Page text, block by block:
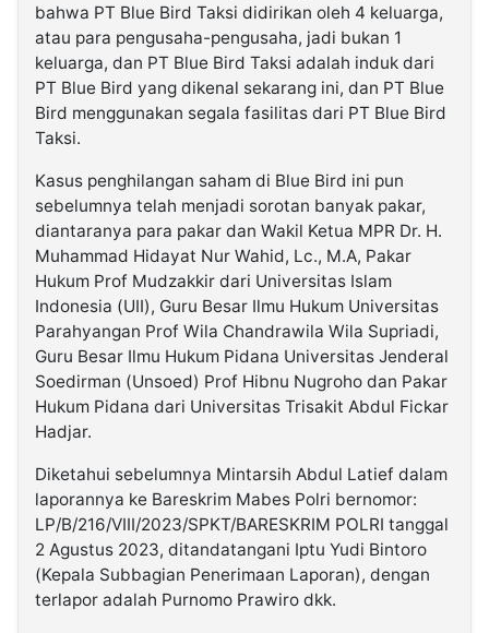
bahwa PT Blue Bird Taksi didirikan oleh 4 keluarga,
atau para pengusaha-pengusaha, jadi bukan 1
keluarga, dan PT Blue Bird Taksi adalah induk dari
PT Blue Bird yang dikenal sekarang ini, dan PT Blue
Bird menggunakan segala fasilitas dari PT Blue Bird
Taksi.
Kasus penghilangan saham di Blue Bird ini pun
sebelumnya telah menjadi sorotan banyak pakar,
diantaranya para pakar dan Wakil Ketua MPR Dr. H.
Muhammad Hidayat Nur Wahid, Lc., M.A, Pakar
Hukum Prof Mudzakkir dari Universitas Islam
Indonesia (UII), Guru Besar Ilmu Hukum Universitas
Parahyangan Prof Wila Chandrawila Wila Supriadi,
Guru Besar Ilmu Hukum Pidana Universitas Jenderal
Soedirman (Unsoed) Prof Hibnu Nugroho dan Pakar
Hukum Pidana dari Universitas Trisakit Abdul Fickar
Hadjar.
Diketahui sebelumnya Mintarsih Abdul Latief dalam
laporannya ke Bareskrim Mabes Polri bernomor:
LP/B/216/VIII/2023/SPKT/BARESKRIM POLRI tanggal
2 Agustus 2023, ditandatangani Iptu Yudi Bintoro
(Kepala Subbagian Penerimaan Laporan), dengan
terlapor adalah Purnomo Prawiro dkk.